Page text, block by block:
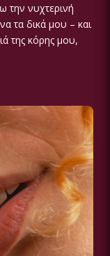
την νυχτερινή
τα δικά μου – και
της κόρης μου,